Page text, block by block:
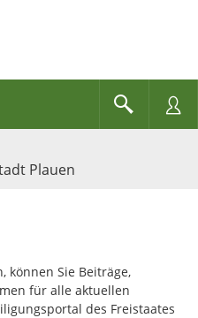
Plauen
können Sie Beiträge,
für alle aktuellen
des Freistaates